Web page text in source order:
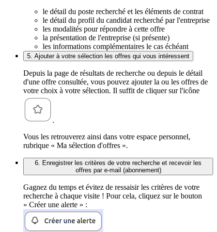
le détail du poste recherché et les éléments de contrat
le détail du profil du candidat recherché par l'entreprise
les modalités pour répondre à cette offre
la présentation de l'entreprise (si présente)
les informations complémentaires le cas échéant
5. Ajouter à votre sélection les offres qui vous intéressent
Depuis la page de résultats de recherche ou depuis le détail
d'une offre consultée, vous pouvez ajouter la ou les offres de
votre choix à votre sélection. Il suffit de cliquer sur l'icône
.
Vous les retrouverez ainsi dans votre espace personnel,
rubrique « Ma sélection d'offres ».
6. Enregistrer les critères de votre recherche et recevoir les
offres par e-mail (abonnement)
Gagnez du temps et évitez de ressaisir les critères de votre
recherche à chaque visite ! Pour cela, cliquez sur le bouton
« Créer une alerte » :